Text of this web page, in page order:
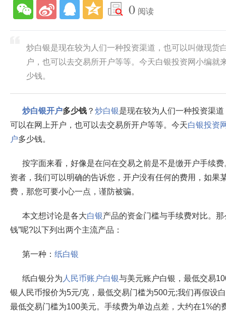
0 阅读
炒白银是现在较为人们一种投资渠道，也可以叫做现货
户，也可以去交易所开户等等。今天白银投资网小编就
少钱。
炒白银开户多少钱 ？ 炒白银是现在较为人们一种投资渠
可以在网上开户，也可以去交易所开户等等。今天白银投资
户多少钱。
按字面来看，好像是在问在交易之前是不是缴开户手续
资者，我们可以明确的告诉您，开户没有任何的费用，如果
费，那您可要小心一点，谨防被骗。
本文想讨论是各大白银产品的资金门槛与手续费对比。
钱”呢?以下列出两个主流产品：
第一种： 纸白银
纸白银分为 人民币账户白银与美元账户白银，最低交易
银人民币报价为5元/克，最低交易门槛为500元;我们再假设
最低交易门槛为100美元。手续费为单边点差，大约在1%的